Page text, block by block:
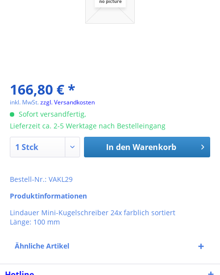
166,80 € *
inkl. MwSt.zzgl. Versandkosten
Sofort versandfertig,
Lieferzeit ca. 2-5 Werktage nach Bestelleingang
In den Warenkorb
Bestell-Nr.: VAKL29
Produktinformationen
Lindauer Mini-Kugelschreiber 24x farblich sortiert
Länge: 100 mm
Ähnliche Artikel